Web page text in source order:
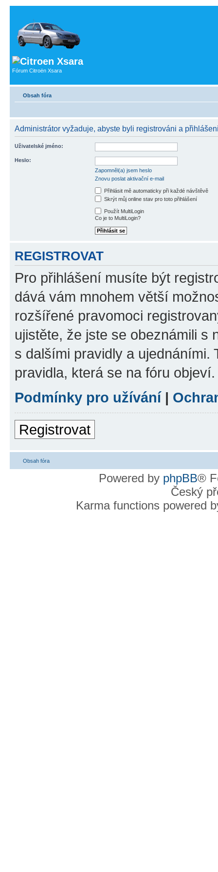
Fórum Citroën Xsara
Obsah fóra
Administrátor vyžaduje, abyste byli registrováni a
Uživatelské jméno:
Heslo:
Zapomněl(a) jsem heslo
Znovu poslat aktivační e-mail
Přihlásit mě automaticky při každé návštěvě
Skrýt můj online stav pro toto přihlášení
Použít MultiLogin
Co je to MultiLogin?
REGISTROVAT
Pro přihlášení musíte být
dává vám mnohem větší
rozšířené pravomoci
ujistěte, že jste se obeznámili s
s dalšími pravidly a ujednáními.
pravidla, která se na fóru objeví.
Podmínky pro užívání |
Registrovat
Obsah fóra
Powered by phpBB®
Český
Karma functions powered